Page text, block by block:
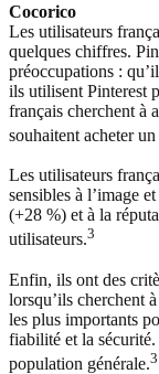
Cocorico
Les utilisateurs
quelques chiffres.
préoccupations :
ils utilisent Pinterest
français cherchent à
souhaitent acheter
Les utilisateurs
sensibles à l’image
(+28 %) et à la
utilisateurs.3
Enfin, ils ont des
lorsqu’ils cherchent
les plus importants
fiabilité et la
population générale.3